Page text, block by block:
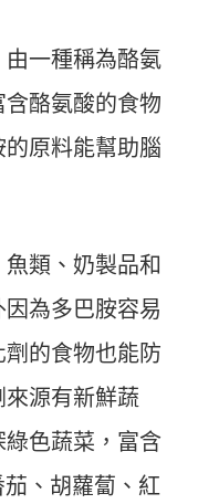
一種稱為酪氨
酪氨酸的食物
原料能幫助腦
類、奶製品和
為多巴胺容易
的食物也能防
源有新鮮蔬
色蔬菜，富含
、胡蘿蔔、紅